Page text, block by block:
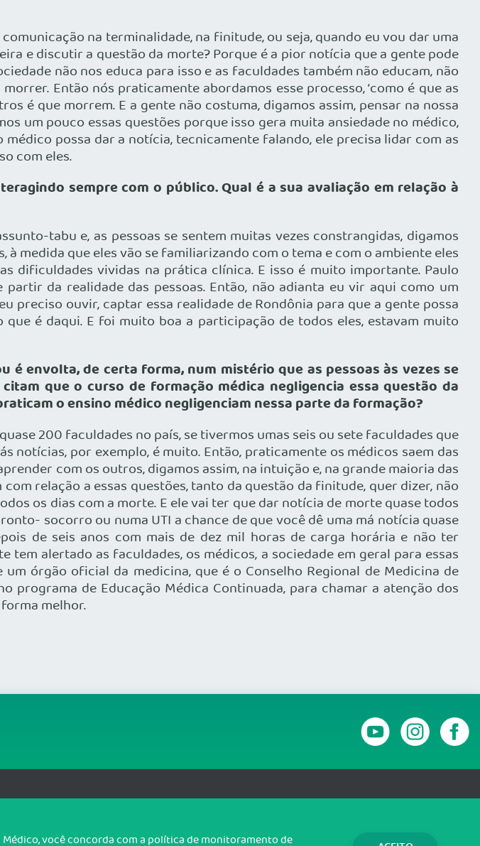
na terminalidade, na finitude, ou seja, quando eu vou dar uma
e discutir a questão da morte? Porque é a pior notícia que a gente pode
não nos educa para isso e as faculdades também não educam, não
Então nós praticamente abordamos esse processo, ‘como é que as
é que morrem. E a gente não costuma, digamos assim, pensar na nossa
um pouco essas questões porque isso gera muita ansiedade no médico,
possa dar a notícia, tecnicamente falando, ele precisa lidar com as
com eles.
sempre com o público. Qual é a sua avaliação em relação à
tabu e, as pessoas se sentem muitas vezes constrangidas, digamos
medida que eles vão se familiarizando com o tema e com o ambiente eles
dificuldades vividas na prática clínica. E isso é muito importante. Paulo
da realidade das pessoas. Então, não adianta eu vir aqui como um
preciso ouvir, captar essa realidade de Rondônia para que a gente possa
é daqui. E foi muito boa a participação de todos eles, estavam muito
envolta, de certa forma, num mistério que as pessoas às vezes se
que o curso de formação médica negligencia essa questão da
o ensino médico negligenciam nessa parte da formação?
200 faculdades no país, se tivermos umas seis ou sete faculdades que
por exemplo, é muito. Então, praticamente os médicos saem das
com os outros, digamos assim, na intuição e, na grande maioria das
relação a essas questões, tanto da questão da finitude, quer dizer, não
os dias com a morte. E ele vai ter que dar notícia de morte quase todos
socorro ou numa UTI a chance de que você dê uma má notícia quase
de seis anos com mais de dez mil horas de carga horária e não ter
alertado as faculdades, os médicos, a sociedade em geral para essas
órgão oficial da medicina, que é o Conselho Regional de Medicina de
programa de Educação Médica Continuada, para chamar a atenção dos
melhor.
você concorda com a política de monitoramento de